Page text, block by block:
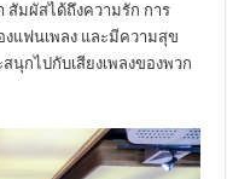
สัมผัสได้ถึงความรัก การ
แฟนเพลง และมีความสุข
กไปกับเสียงเพลงของพวก